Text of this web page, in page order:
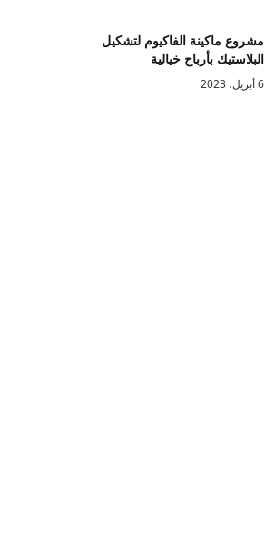
مشروع ماكينة الفاكيوم لتشكيل
البلاستيك بأرباح خيالية
6 أبريل، 2023